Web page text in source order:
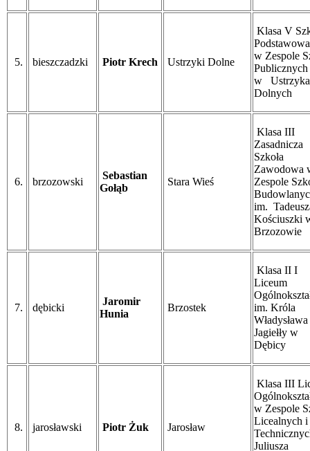
5. bieszczadzki Piotr Krech Ustrzyki Dolne
Klasa V
w Zespole
Publicznych
w
Dolnych
6. brzozowski
Sebastian
Gołąb
Stara Wieś
Klasa III
Zasadnicza
Szkoła
Zawodowa
Zespole
im.
Kościuszki
Brzozowie
7. dębicki
Jaromir
Hunia
Brzostek
Klasa II I
Liceum
im. Króla
Władysława
Jagiełły w
Dębicy
8. jarosławski Piotr Żuk Jarosław
Klasa III
w Zespole
Licealnych i
Juliusza